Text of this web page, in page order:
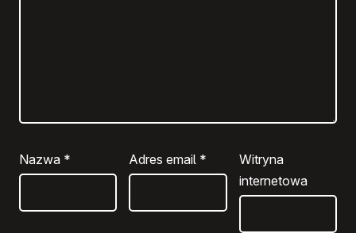
Nazwa * Adres email *
Witryna
internetowa